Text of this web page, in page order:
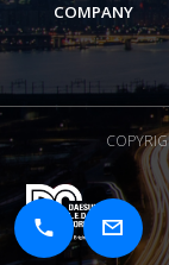
COMPANY